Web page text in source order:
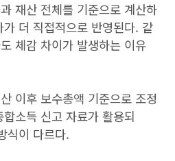
재산 전체를 기준으로 계산하
더 직접적으로 반영된다. 같
체감 차이가 발생하는 이유
이후 보수총액 기준으로 조정
소득 신고 자료가 활용되
식이 다르다.